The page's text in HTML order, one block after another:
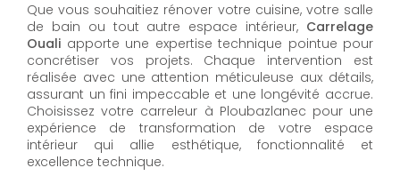
Que vous souhaitiez rénover votre cuisine, votre salle
de bain ou tout autre espace intérieur, Carrelage
Ouali apporte une expertise technique pointue pour
concrétiser vos projets. Chaque intervention est
réalisée avec une attention méticuleuse aux détails,
assurant un fini impeccable et une longévité accrue.
Choisissez votre carreleur à Ploubazlanec pour une
expérience de transformation de votre espace
intérieur qui allie esthétique, fonctionnalité et
excellence technique.